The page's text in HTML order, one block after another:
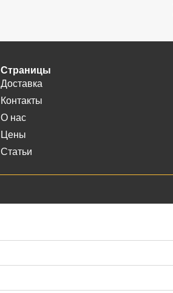
Страницы
Доставка
Контакты
О нас
Цены
Статьи